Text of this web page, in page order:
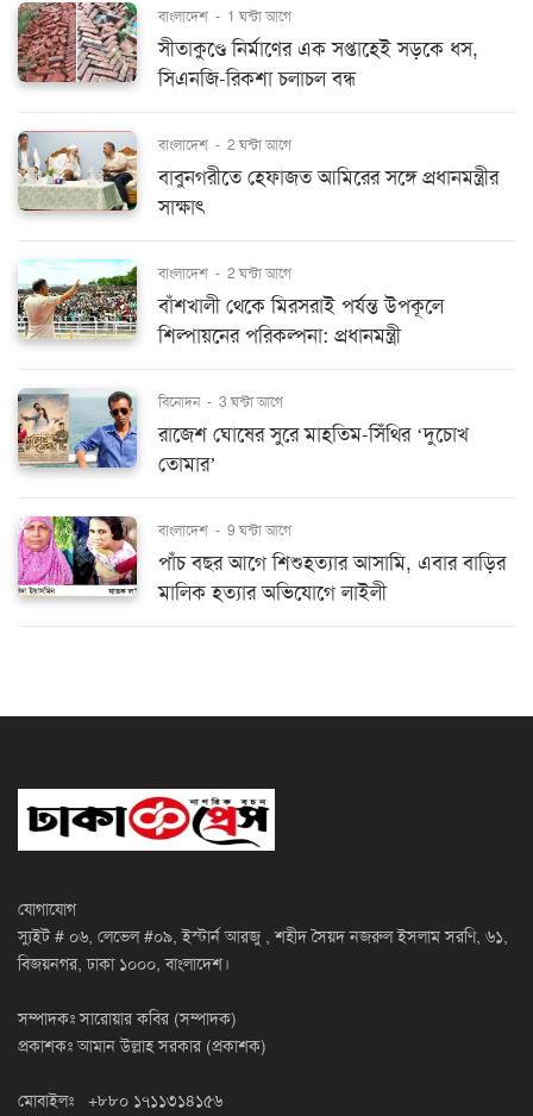
বাংলাদেশ - 1 ঘন্টা আগে
সীতাকুণ্ডে নির্মাণের এক সপ্তাহেই সড়কে ধস,
সিএনজি-রিকশা চলাচল বন্ধ
বাংলাদেশ - 2 ঘন্টা আগে
বাবুনগরীতে হেফাজত আমিরের সঙ্গে প্রধানমন্ত্রীর
সাক্ষাৎ
বাংলাদেশ - 2 ঘন্টা আগে
বাঁশখালী থেকে মিরসরাই পর্যন্ত উপকূলে
শিল্পায়নের পরিকল্পনা: প্রধানমন্ত্রী
বিনোদন - 3 ঘন্টা আগে
রাজেশ ঘোষের সুরে মাহতিম-সিঁথির ‘দুচোখ
তোমার’
বাংলাদেশ - 9 ঘন্টা আগে
পাঁচ বছর আগে শিশুহত্যার আসামি, এবার বাড়ির
মালিক হত্যার অভিযোগে লাইলী
যোগাযোগ
স্যুইট # ০৬, লেভেল #০৯, ইস্টার্ন আরজু , শহীদ সৈয়দ নজরুল ইসলাম সরণি, ৬১,
বিজয়নগর, ঢাকা ১০০০, বাংলাদেশ।
সম্পাদকঃ সারোয়ার কবির (সম্পাদক)
প্রকাশকঃ আমান উল্লাহ সরকার (প্রকাশক)
মোবাইলঃ +৮৮০ ১৭১১৩১৪১৫৬